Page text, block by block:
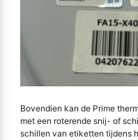
Bovendien kan de Prime
met een roterende snij- of
schillen van etiketten tijdens